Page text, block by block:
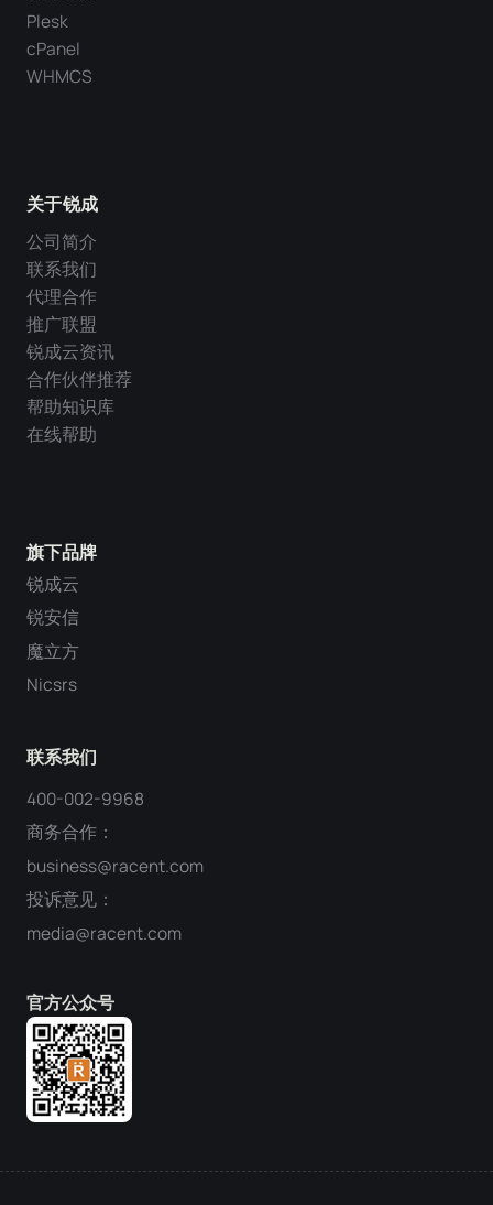
旗下品牌
锐成云
锐安信
魔立方
Nicsrs
联系我们
400-002-9968
商务合作：
business@racent.com
投诉意见：
media@racent.com
官方公众号
Plesk
cPanel
WHMCS
关于锐成
公司简介
联系我们
代理合作
推广联盟
锐成云资讯
合作伙伴推荐
帮助知识库
在线帮助